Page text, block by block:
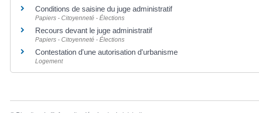
Conditions de saisine du juge administratif
Papiers - Citoyenneté - Élections
Recours devant le juge administratif
Papiers - Citoyenneté - Élections
Contestation d'une autorisation d'urbanisme
Logement